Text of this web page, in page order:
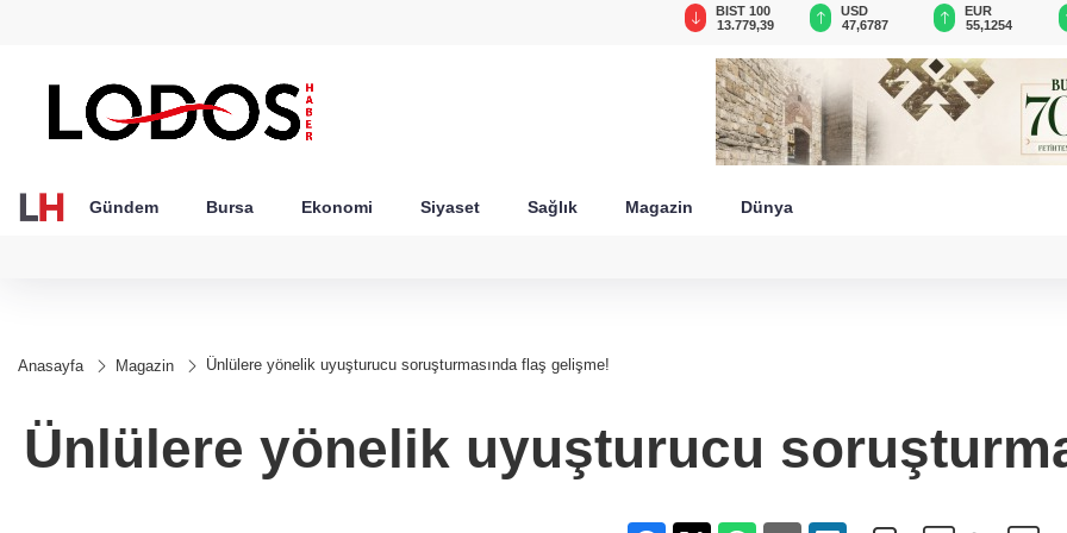
BIST 100
13.779,39
USD
47,6787
EUR
55,1254
Gündem Bursa Ekonomi Siyaset Sağlık Magazin Dünya
Anasayfa Magazin Ünlülere yönelik uyuşturucu soruşturmasında flaş gelişme!
Ünlülere yönelik uyuşturucu